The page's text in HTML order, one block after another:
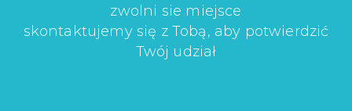
zwolni sie miejsce
skontaktujemy się z Tobą, aby potwierdzić
Twój udział